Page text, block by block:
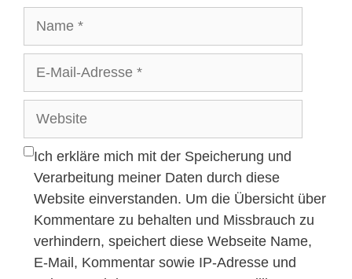
Adresse
Ich erkläre mich mit der Speicherung und
Verarbeitung meiner Daten durch diese
Website einverstanden. Um die Übersicht über
Kommentare zu behalten und Missbrauch zu
verhindern, speichert diese Webseite Name,
E-Mail, Kommentar sowie IP-Adresse und